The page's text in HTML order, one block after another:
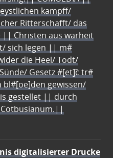
kampff/
Ritterschafft/ das
|| Christen aus warheit
sich legen || m#
die Heel/ Todt/
Gesetz #[et]c̃ tr#
gewissen/
gestellet || durch
digitalisierter Drucke